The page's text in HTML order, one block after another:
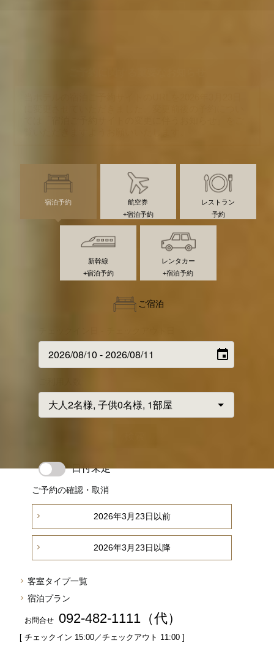
宿泊予約
航空券
+宿泊予約
レストラン
予約
新幹線
+宿泊予約
レンタカー
+宿泊予約
ご宿泊
日付未定
ご予約の確認・取消
2026年3月23日以前
2026年3月23日以降
客室タイプ一覧
宿泊プラン
お問合せ 092-482-1111（代）
[ チェックイン 15:00／チェックアウト 11:00 ]